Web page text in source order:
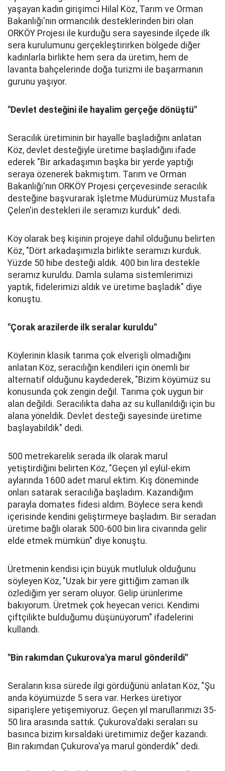
yaşayan kadın girişimci Hilal Köz, Tarım ve Orman
Bakanlığı'nın ormancılık desteklerinden biri olan
ORKÖY Projesi ile kurduğu sera sayesinde ilçede ilk
sera kurulumunu gerçekleştirirken bölgede diğer
kadınlarla birlikte hem sera da üretim, hem de
lavanta bahçelerinde doğa turizmi ile başarmanın
gurunu yaşıyor.
"Devlet desteğini ile hayalim gerçeğe dönüştü"
Seracılık üretiminin bir hayalle başladığını anlatan
Köz, devlet desteğiyle üretime başladığını ifade
ederek "Bir arkadaşımın başka bir yerde yaptığı
seraya özenerek bakmıştım. Tarım ve Orman
Bakanlığı'nın ORKÖY Projesi çerçevesinde seracılık
desteğine başvurarak İşletme Müdürümüz Mustafa
Çelen'in destekleri ile seramızı kurduk" dedi.
Köy olarak beş kişinin projeye dahil olduğunu belirten
Köz, "Dört arkadaşımızla birlikte seramızı kurduk.
Yüzde 50 hibe desteği aldık. 400 bin lira destekle
seramız kuruldu. Damla sulama sistemlerimizi
yaptık, fidelerimizi aldık ve üretime başladık" diye
konuştu.
"Çorak arazilerde ilk seralar kuruldu"
Köylerinin klasik tarıma çok elverişli olmadığını
anlatan Köz, seracılığın kendileri için önemli bir
alternatif olduğunu kaydederek, "Bizim köyümüz su
konusunda çok zengin değil. Tarıma çok uygun bir
alan değildi. Seracılıkta daha az su kullanıldığı için bu
alana yöneldik. Devlet desteği sayesinde üretime
başlayabildik" dedi.
500 metrekarelik serada ilk olarak marul
yetiştirdiğini belirten Köz, "Geçen yıl eylül-ekim
aylarında 1600 adet marul ektim. Kış döneminde
onları satarak seracılığa başladım. Kazandığım
parayla domates fidesi aldım. Böylece sera kendi
içerisinde kendini geliştirmeye başladım. Bir seradan
üretime bağlı olarak 500-600 bin lira civarında gelir
elde etmek mümkün" diye konuştu.
Üretmenin kendisi için büyük mutluluk olduğunu
söyleyen Köz, "Uzak bir yere gittiğim zaman ilk
özlediğim yer seram oluyor. Gelip ürünlerime
bakıyorum. Üretmek çok heyecan verici. Kendimi
çiftçilikte bulduğumu düşünüyorum" ifadelerini
kullandı.
"Bin rakımdan Çukurova'ya marul gönderildi"
Seraların kısa sürede ilgi gördüğünü anlatan Köz, "Şu
anda köyümüzde 5 sera var. Herkes üretiyor
siparişlere yetişemiyoruz. Geçen yıl marullarımızı 35-
50 lira arasında sattık. Çukurova'daki seraları su
basınca bizim kırsaldaki üretimimiz değer kazandı.
Bin rakımdan Çukurova'ya marul gönderdik" dedi.